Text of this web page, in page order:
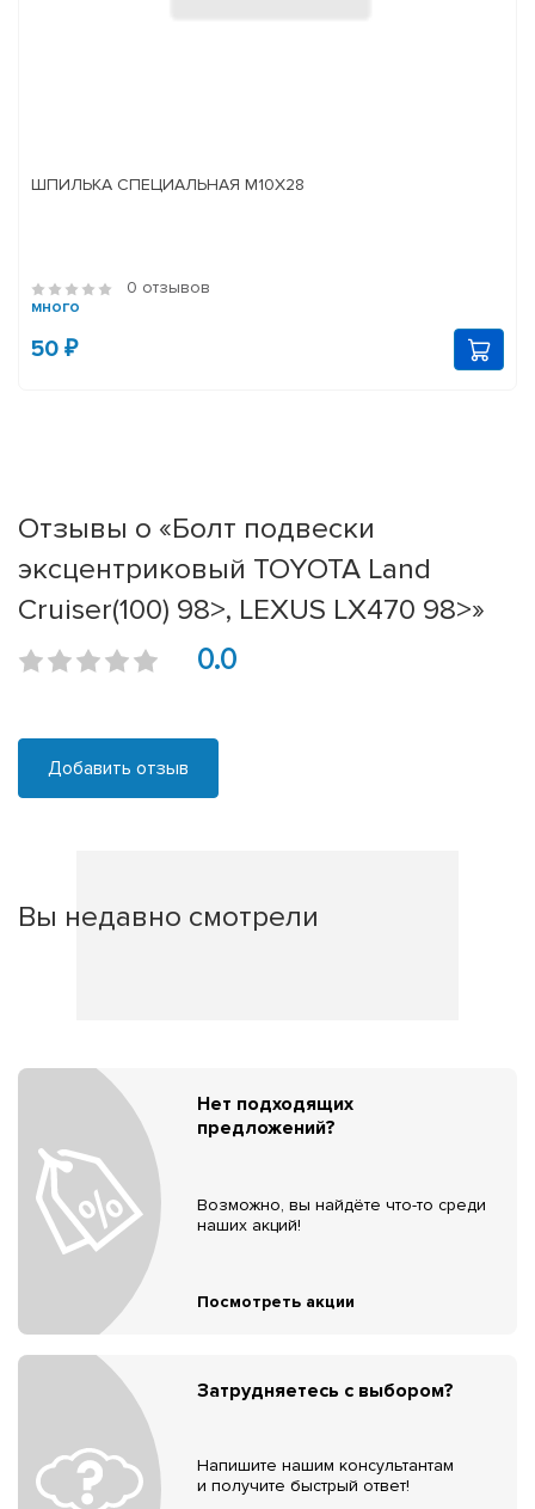
ШПИЛЬКА СПЕЦИАЛЬНАЯ М10Х28
0 отзывов
много
50 ₽
Отзывы о «Болт подвески
эксцентриковый TOYOTA Land
Cruiser(100) 98>, LEXUS LX470 98>»
0.0
Добавить отзыв
Вы недавно смотрели
Нет подходящих
предложений?
Возможно, вы найдёте что-то среди
наших акций!
Посмотреть акции
Затрудняетесь с выбором?
Напишите нашим консультантам
и получите быстрый ответ!